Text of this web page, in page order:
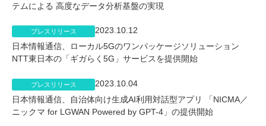
テムによる 高度なデータ分析基盤の実現
プレスリリース
2023.10.12
日本情報通信、ローカル5Gのワンパッケージソリューション
NTT東日本の「ギガらく5G」サービスを提供開始
プレスリリース
2023.10.04
日本情報通信、自治体向け生成AI利用対話型アプリ 「NICMA／
ニックマ for LGWAN Powered by GPT-4」の提供開始